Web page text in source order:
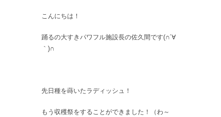
こんにちは！
踊るの大すきパワフル施設長の佐久間です(∩´∀
｀)∩
先日種を蒔いたラディッシュ！
もう収穫祭をすることができました！（わ～